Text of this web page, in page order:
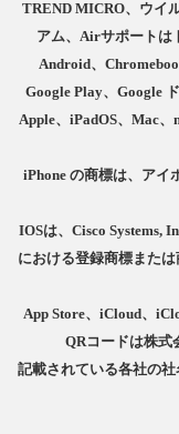
TREND MICRO、ウイ
アム、Airサポートは
Android、
Google Play、Google
Apple、iPadOS、Mac
iPhone の商標は、アイ
IOSは、Cisco Systems,
における登録商標また
App Store、iCloud、
QRコードは株式
記載されている各社の